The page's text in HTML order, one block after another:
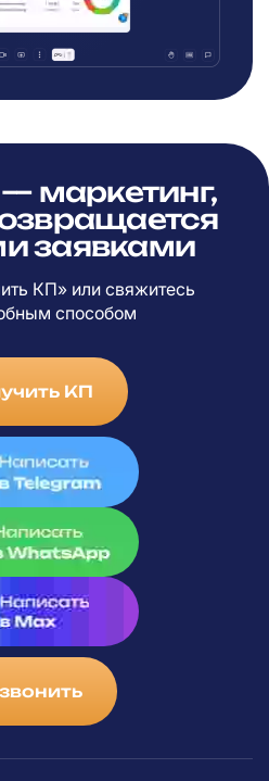
маркетинг,
заявками
КП» или свяжитесь
способом
КП